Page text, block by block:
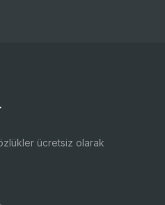
ücretsiz olarak